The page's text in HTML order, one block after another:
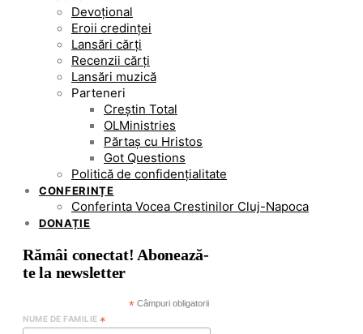
Devoțional
Eroii credinței
Lansări cărți
Recenzii cărți
Lansări muzică
Parteneri
Creștin Total
OLMinistries
Părtaș cu Hristos
Got Questions
Politică de confidențialitate
CONFERINȚE
Conferinta Vocea Crestinilor Cluj-Napoca
DONAȚIE
Rămâi conectat! Abonează-
te la newsletter
* Câmpuri obligatorii
NUME DE FAMILIE *